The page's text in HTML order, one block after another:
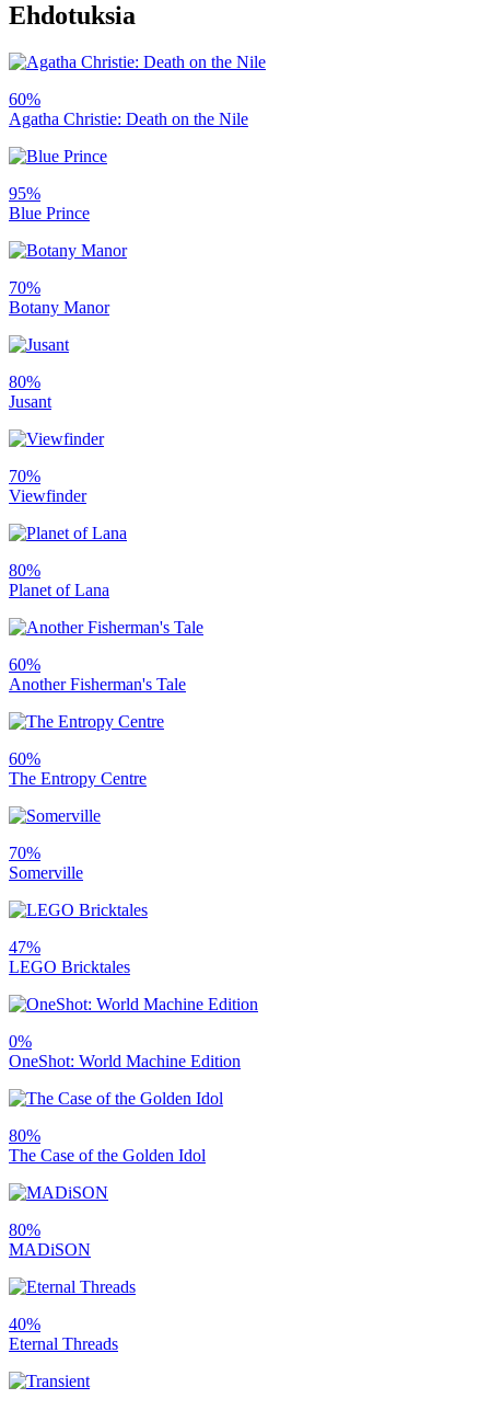
Ehdotuksia
60%
Agatha Christie: Death on the Nile
95%
Blue Prince
70%
Botany Manor
80%
Jusant
70%
Viewfinder
80%
Planet of Lana
60%
Another Fisherman's Tale
60%
The Entropy Centre
70%
Somerville
47%
LEGO Bricktales
0%
OneShot: World Machine Edition
80%
The Case of the Golden Idol
80%
MADiSON
40%
Eternal Threads